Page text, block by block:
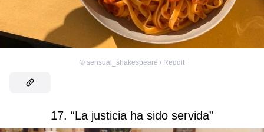
© sensual_shakespeare / Reddit
17. “La justicia ha sido servida”